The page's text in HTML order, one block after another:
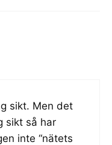
sikt. Men det
sikt så har
inte “nätets